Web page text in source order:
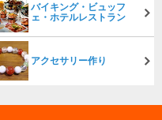
バイキング・ビュッフ
ェ・ホテルレストラン
アクセサリー作り